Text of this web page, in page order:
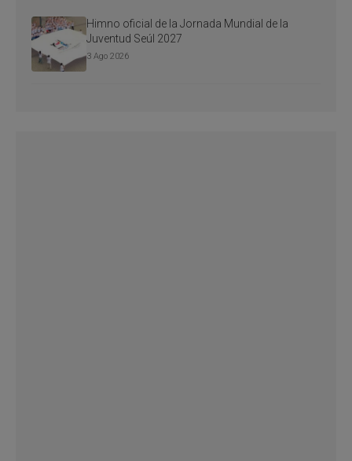
Himno oficial de la Jornada Mundial de la
Juventud Seúl 2027
3 Ago 2026